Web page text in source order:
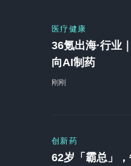
医疗健康
36氪出海·行业
向AI制药
刚刚
创新药
62岁「霸总」